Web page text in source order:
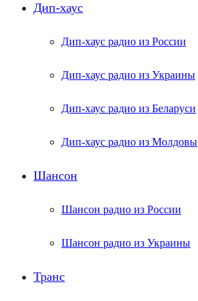
Дип-хаус
Дип-хаус радио из России
Дип-хаус радио из Украины
Дип-хаус радио из Беларуси
Дип-хаус радио из Молдовы
Шансон
Шансон радио из России
Шансон радио из Украины
Транс